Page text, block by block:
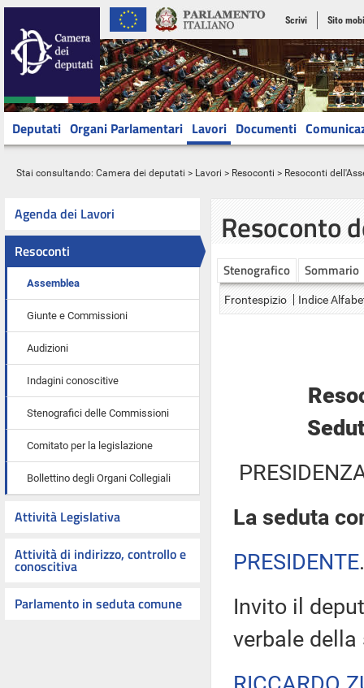
Scrivi Sito
Deputati Organi Parlamentari Lavori Documenti
Stai consultando: Camera dei deputati > Lavori > Resoconti > Resoconti
Agenda dei Lavori
Resoconti
Assemblea
Giunte e Commissioni
Audizioni
Indagini conoscitive
Stenografici delle Commissioni
Comitato per la legislazione
Bollettino degli Organi Collegiali
Attività Legislativa
Attività di indirizzo, controllo e
conoscitiva
Parlamento in seduta comune
Resoconto
Stenografico Sommario
Frontespizio Indice
La seduta
PRESIDENTE
Invito il
verbale della